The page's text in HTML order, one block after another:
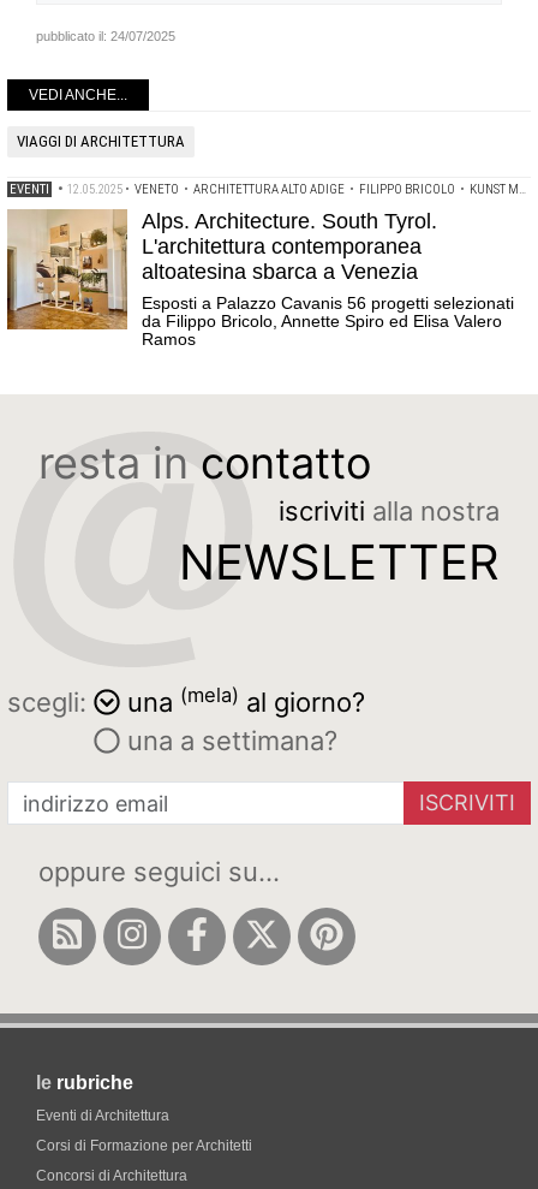
pubblicato il: 24/07/2025
VEDI ANCHE...
VIAGGI DI ARCHITETTURA
EVENTI • 12.05.2025 • VENETO • ARCHITETTURA ALTO ADIGE • FILIPPO BRICOLO • KUNST MERANO
Alps. Architecture. South Tyrol.
L'architettura contemporanea
altoatesina sbarca a Venezia
Esposti a Palazzo Cavanis 56 progetti selezionati
da Filippo Bricolo, Annette Spiro ed Elisa Valero
Ramos
resta in contatto
iscriviti alla nostra
NEWSLETTER
scegli: una (mela) al giorno?
una a settimana?
ISCRIVITI
oppure seguici su...
le rubriche
Eventi di Architettura
Corsi di Formazione per Architetti
Concorsi di Architettura